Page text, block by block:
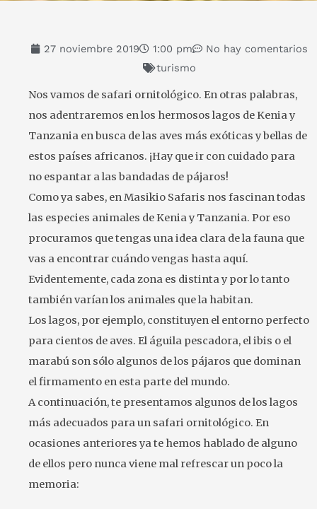
27 noviembre 2019 1:00 pm
No hay comentarios
turismo
Nos vamos de safari ornitológico. En otras palabras,
nos adentraremos en los hermosos lagos de Kenia y
Tanzania en busca de las aves más exóticas y bellas de
estos países africanos. ¡Hay que ir con cuidado para
no espantar a las bandadas de pájaros!
Como ya sabes, en Masikio Safaris nos fascinan todas
las especies animales de Kenia y Tanzania. Por eso
procuramos que tengas una idea clara de la fauna que
vas a encontrar cuándo vengas hasta aquí.
Evidentemente, cada zona es distinta y por lo tanto
también varían los animales que la habitan.
Los lagos, por ejemplo, constituyen el entorno perfecto
para cientos de aves. El águila pescadora, el ibis o el
marabú son sólo algunos de los pájaros que dominan
el firmamento en esta parte del mundo.
A continuación, te presentamos algunos de los lagos
más adecuados para un safari ornitológico. En
ocasiones anteriores ya te hemos hablado de alguno
de ellos pero nunca viene mal refrescar un poco la
memoria: